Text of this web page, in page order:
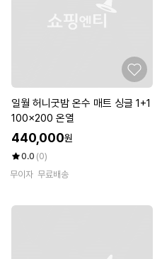
일월 허니굿밤 온수 매트 싱글 1+1
100x200 온열
440,000원
0.0 (0)
무이자 무료배송